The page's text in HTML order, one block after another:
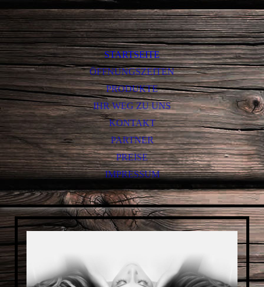
STARTSEITE
ÖFFNUNGSZEITEN
PRODUKTE
IHR WEG ZU UNS
KONTAKT
PARTNER
PREISE
IMPRESSUM